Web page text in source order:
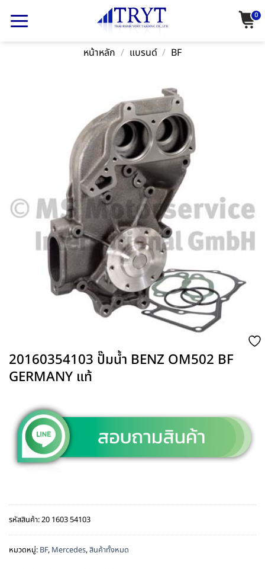
0
หน้าหลัก / แบรนด์ / BF
20160354103 ปั๊มน้ำ BENZ OM502 BF
GERMANY แท้
รหัสสินค้า:20 1603 54103
หมวดหมู่: BF, Mercedes,สินค้าทั้งหมด